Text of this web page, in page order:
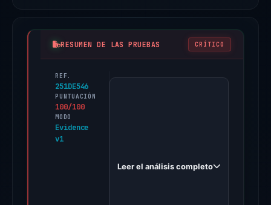
RESUMEN DE LAS PRUEBAS CRÍTICO
REF.
251DE546
PUNTUACIÓN
100/100
MODO
Evidence
v1
PhishDestroy
20,
Leer el análisis completo